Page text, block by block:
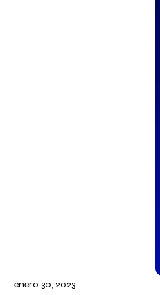
GRUPOS DE
enero 30, 2023